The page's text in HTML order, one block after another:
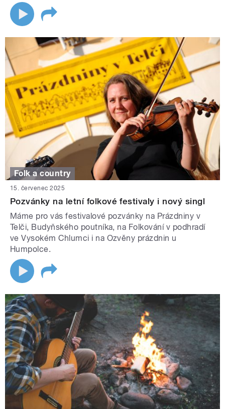
Folk a country
15. červenec 2025
Pozvánky na letní folkové festivaly i nový singl
Máme pro vás festivalové pozvánky na Prázdniny v
Telči, Budyňského poutníka, na Folkování v podhradí
ve Vysokém Chlumci i na Ozvěny prázdnin u
Humpolce.